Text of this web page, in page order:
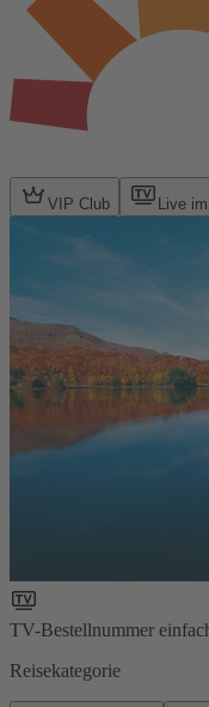
VIP Club Live
TV-Bestellnummer
Reisekategorie